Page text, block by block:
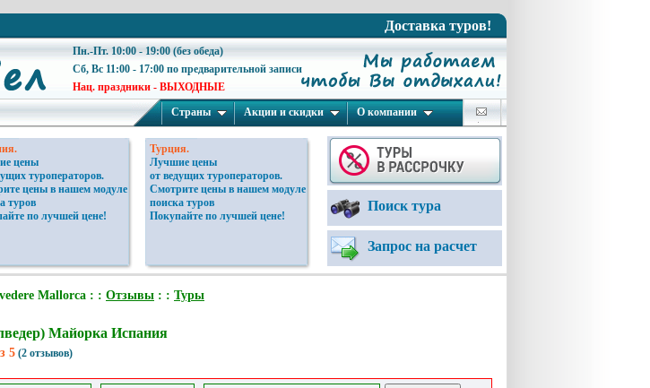
Доставка туров!
Пн.-Пт. 10:00 - 19:00 (без обеда)
Сб, Вс 11:00 - 17:00 по предварительной записи
Нац. праздники - ВЫХОДНЫЕ
Страны Акции и скидки О компании
цены
туроператоров.
цены в нашем модуле
туров
по лучшей цене!
Турция.
Лучшие цены
от ведущих туроператоров.
Смотрите цены в нашем модуле
поиска туров
Покупайте по лучшей цене!
Поиск тура
Запрос на расчет
Mallorca : : Отзывы : : Туры
Майорка Испания
5 (2 отзывов)